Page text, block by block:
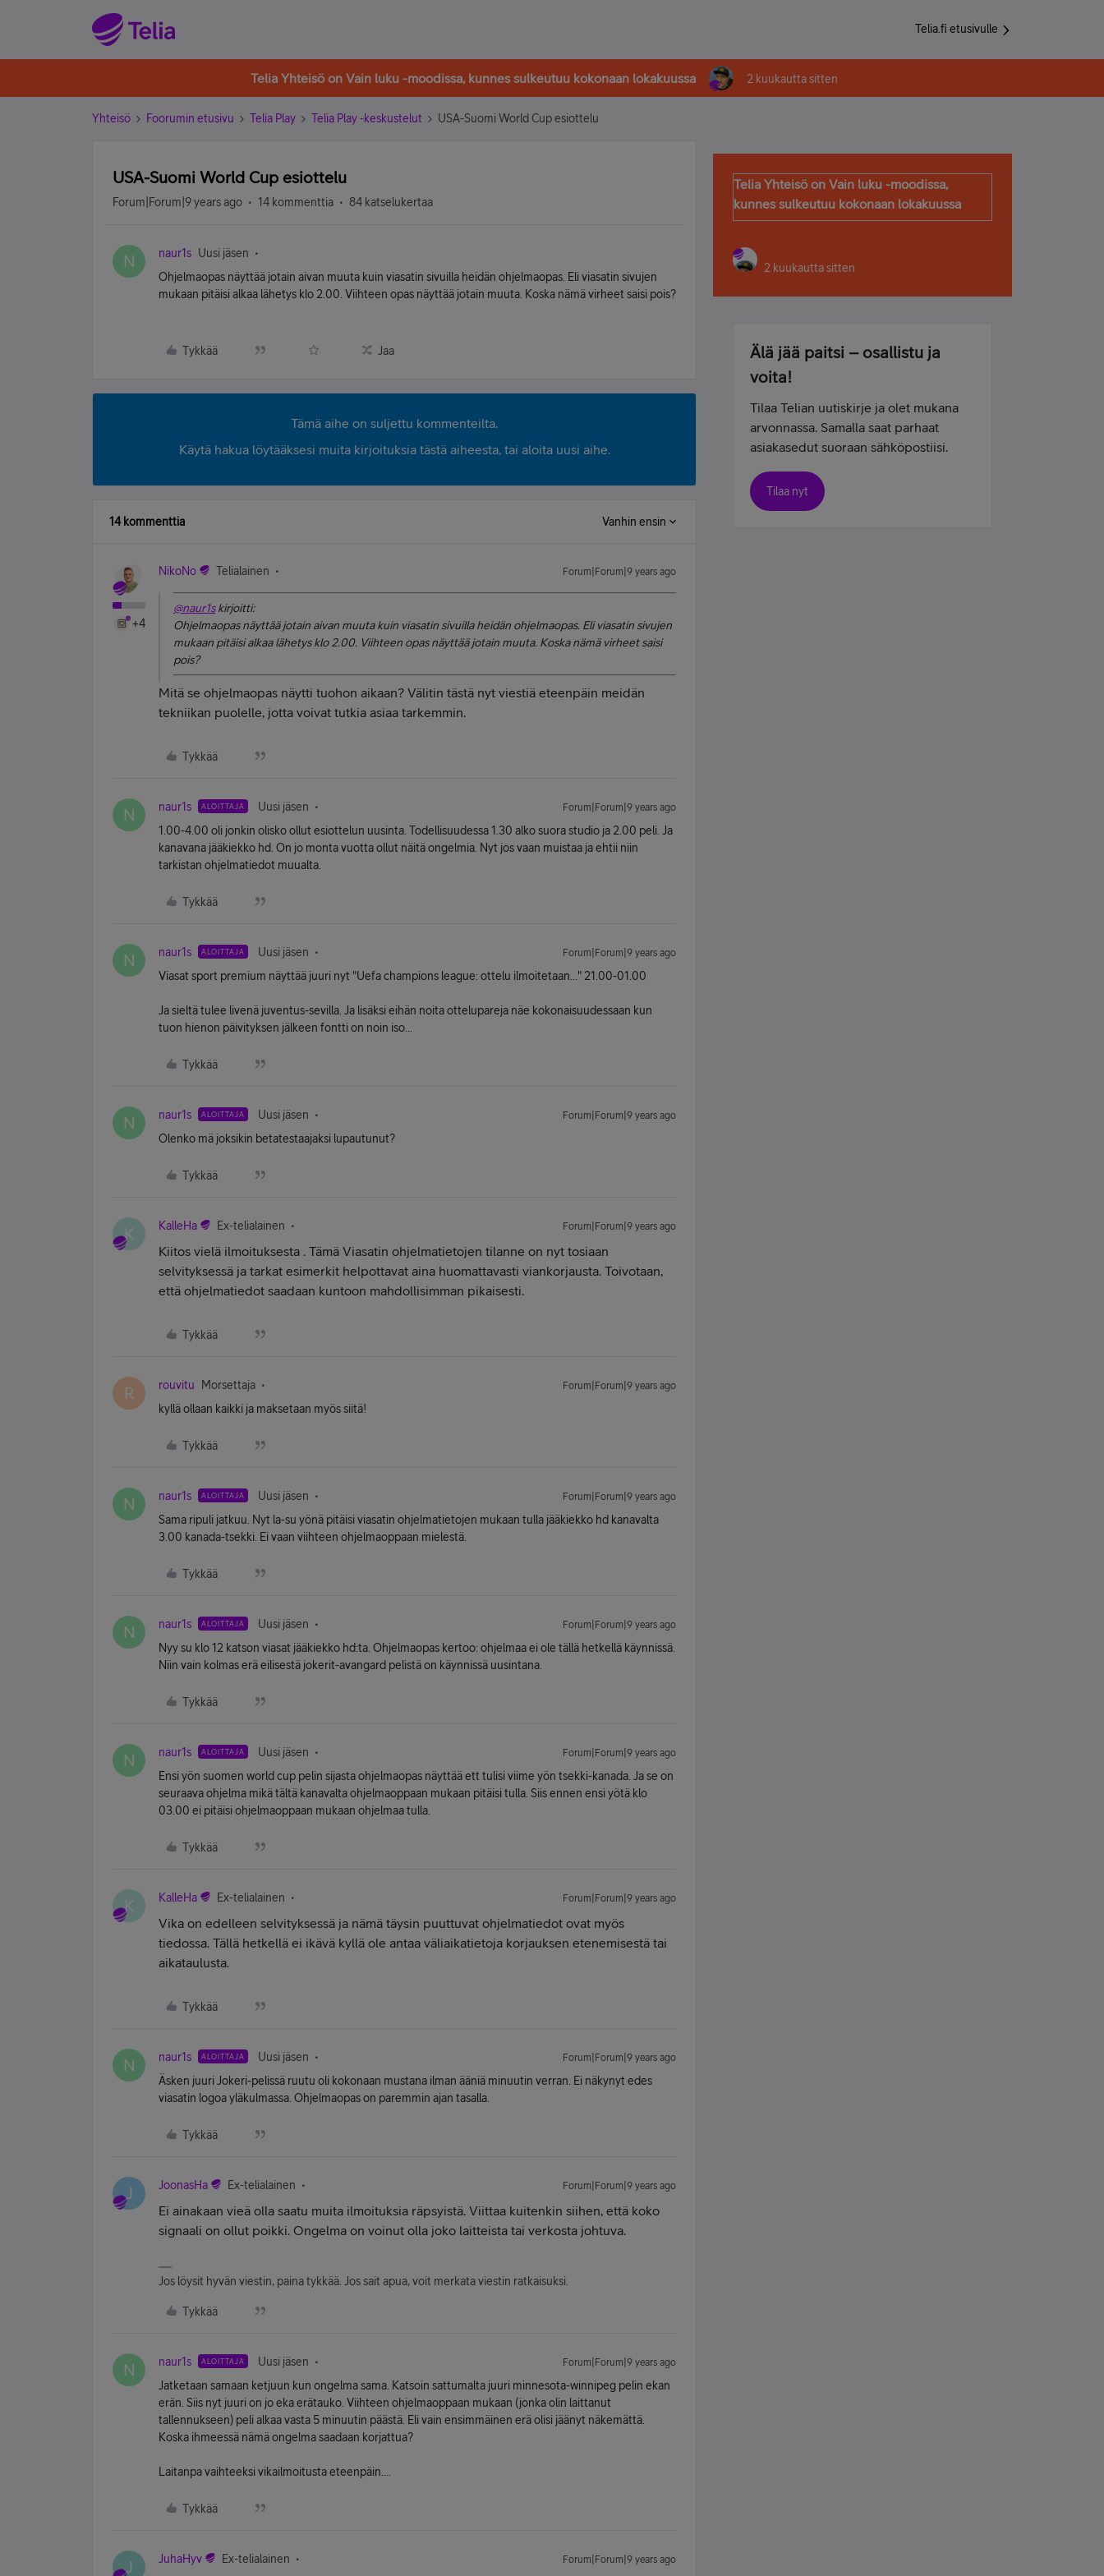
Telia.fi etusivulle
Telia Yhteisö on Vain luku -moodissa, kunnes sulkeutuu kokonaan lokakuussa 2 kuukautta sitten
Yhteisö Foorumin etusivu Telia Play Telia Play -keskustelut USA-Suomi World Cup esiottelu
USA-Suomi World Cup esiottelu
Forum|Forum|9 years ago 14 kommenttia 84 katselukertaa
N naur1s Uusi jäsen
Ohjelmaopas näyttää jotain aivan muuta kuin viasatin sivuilla heidän ohjelmaopas. Eli viasatin sivujen
mukaan pitäisi alkaa lähetys klo 2.00. Viihteen opas näyttää jotain muuta. Koska nämä virheet saisi pois?
Tykkää Jaa
Tämä aihe on suljettu kommenteilta.
Käytä hakua löytääksesi muita kirjoituksia tästä aiheesta, tai aloita uusi aihe.
14 kommenttia Vanhin ensin
+4
NikoNo Telialainen Forum|Forum|9 years ago
@naur1skirjoitti:
Ohjelmaopas näyttää jotain aivan muuta kuin viasatin sivuilla heidän ohjelmaopas. Eli viasatin sivujen
mukaan pitäisi alkaa lähetys klo 2.00. Viihteen opas näyttää jotain muuta. Koska nämä virheet saisi
pois?
Mitä se ohjelmaopas näytti tuohon aikaan? Välitin tästä nyt viestiä eteenpäin meidän
tekniikan puolelle, jotta voivat tutkia asiaa tarkemmin.
Tykkää
N naur1s ALOITTAJA Uusi jäsen Forum|Forum|9 years ago
1.00-4.00 oli jonkin olisko ollut esiottelun uusinta. Todellisuudessa 1.30 alko suora studio ja 2.00 peli. Ja
kanavana jääkiekko hd. On jo monta vuotta ollut näitä ongelmia. Nyt jos vaan muistaa ja ehtii niin
tarkistan ohjelmatiedot muualta.
Tykkää
N naur1s ALOITTAJA Uusi jäsen Forum|Forum|9 years ago
Viasat sport premium näyttää juuri nyt "Uefa champions league: ottelu ilmoitetaan..." 21.00-01.00
Ja sieltä tulee livenä juventus-sevilla. Ja lisäksi eihän noita ottelupareja näe kokonaisuudessaan kun
tuon hienon päivityksen jälkeen fontti on noin iso...
Tykkää
N naur1s ALOITTAJA Uusi jäsen Forum|Forum|9 years ago
Olenko mä joksikin betatestaajaksi lupautunut?
Tykkää
K KalleHa Ex-telialainen Forum|Forum|9 years ago
Kiitos vielä ilmoituksesta . Tämä Viasatin ohjelmatietojen tilanne on nyt tosiaan
selvityksessä ja tarkat esimerkit helpottavat aina huomattavasti viankorjausta. Toivotaan,
että ohjelmatiedot saadaan kuntoon mahdollisimman pikaisesti.
Tykkää
R rouvitu Morsettaja Forum|Forum|9 years ago
kyllä ollaan kaikki ja maksetaan myös siitä!
Tykkää
N naur1s ALOITTAJA Uusi jäsen Forum|Forum|9 years ago
Sama ripuli jatkuu. Nyt la-su yönä pitäisi viasatin ohjelmatietojen mukaan tulla jääkiekko hd kanavalta
3.00 kanada-tsekki. Ei vaan viihteen ohjelmaoppaan mielestä.
Tykkää
N naur1s ALOITTAJA Uusi jäsen Forum|Forum|9 years ago
Nyy su klo 12 katson viasat jääkiekko hd:ta. Ohjelmaopas kertoo: ohjelmaa ei ole tällä hetkellä käynnissä.
Niin vain kolmas erä eilisestä jokerit-avangard pelistä on käynnissä uusintana.
Tykkää
N naur1s ALOITTAJA Uusi jäsen Forum|Forum|9 years ago
Ensi yön suomen world cup pelin sijasta ohjelmaopas näyttää ett tulisi viime yön tsekki-kanada. Ja se on
seuraava ohjelma mikä tältä kanavalta ohjelmaoppaan mukaan pitäisi tulla. Siis ennen ensi yötä klo
03.00 ei pitäisi ohjelmaoppaan mukaan ohjelmaa tulla.
Tykkää
K KalleHa Ex-telialainen Forum|Forum|9 years ago
Vika on edelleen selvityksessä ja nämä täysin puuttuvat ohjelmatiedot ovat myös
tiedossa. Tällä hetkellä ei ikävä kyllä ole antaa väliaikatietoja korjauksen etenemisestä tai
aikataulusta.
Tykkää
N naur1s ALOITTAJA Uusi jäsen Forum|Forum|9 years ago
Äsken juuri Jokeri-pelissä ruutu oli kokonaan mustana ilman ääniä minuutin verran. Ei näkynyt edes
viasatin logoa yläkulmassa. Ohjelmaopas on paremmin ajan tasalla.
Tykkää
J JoonasHa Ex-telialainen Forum|Forum|9 years ago
Ei ainakaan vieä olla saatu muita ilmoituksia räpsyistä. Viittaa kuitenkin siihen, että koko
signaali on ollut poikki. Ongelma on voinut olla joko laitteista tai verkosta johtuva.
Jos löysit hyvän viestin, paina tykkää. Jos sait apua, voit merkata viestin ratkaisuksi.
Tykkää
N naur1s ALOITTAJA Uusi jäsen Forum|Forum|9 years ago
Jatketaan samaan ketjuun kun ongelma sama. Katsoin sattumalta juuri minnesota-winnipeg pelin ekan
erän. Siis nyt juuri on jo eka erätauko. Viihteen ohjelmaoppaan mukaan (jonka olin laittanut
tallennukseen) peli alkaa vasta 5 minuutin päästä. Eli vain ensimmäinen erä olisi jäänyt näkemättä.
Koska ihmeessä nämä ongelma saadaan korjattua?
Laitanpa vaihteeksi vikailmoitusta eteenpäin....
Tykkää
J JuhaHyv Ex-telialainen Forum|Forum|9 years ago
Telia Yhteisö on Vain luku -moodissa,
kunnes sulkeutuu kokonaan lokakuussa
2 kuukautta sitten
Älä jää paitsi – osallistu ja
voita!
Tilaa Telian uutiskirje ja olet mukana
arvonnassa. Samalla saat parhaat
asiakasedut suoraan sähköpostiisi.
Tilaa nyt